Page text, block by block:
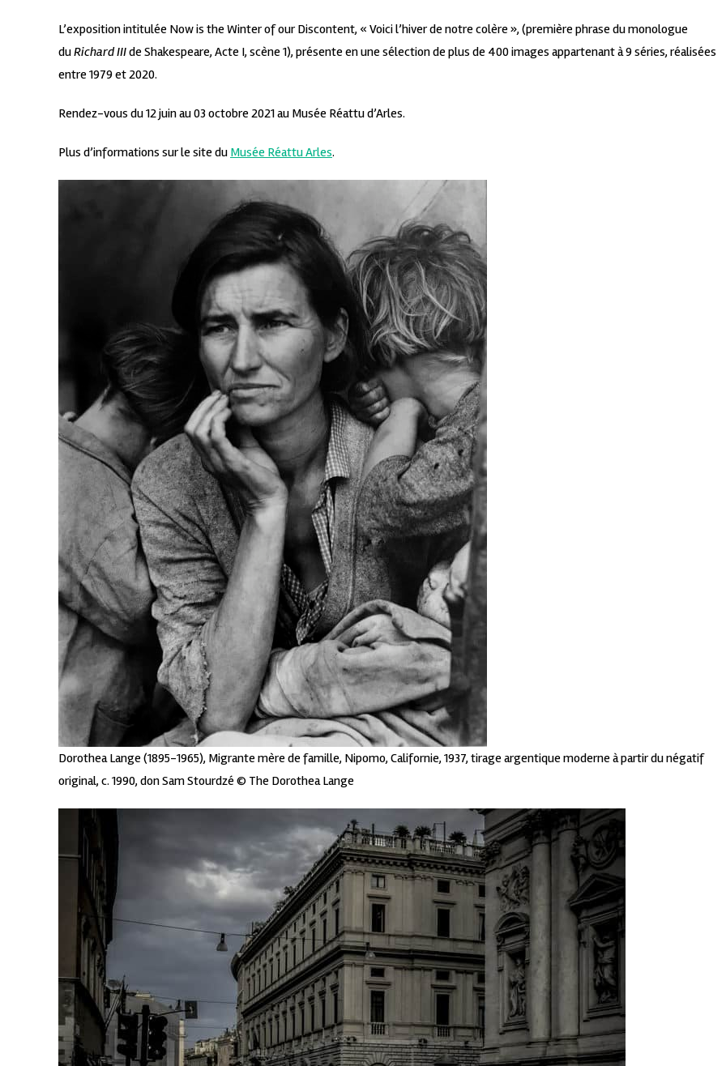
L’exposition intitulée Now is the Winter of our Discontent, « Voici l’hiver de notre colère », (première phrase du monologue
duRichard IIIde Shakespeare, Acte I, scène 1), présente en une sélection de plus de 400 images appartenant à 9 séries, réalisées
entre 1979 et 2020.
Rendez-vous du 12 juin au 03 octobre 2021 au Musée Réattu d’Arles.
Plus d’informations sur le site du Musée Réattu Arles.
Dorothea Lange (1895-1965), Migrante mère de famille, Nipomo, Californie, 1937, tirage argentique moderne à partir du négatif
original, c. 1990, don Sam Stourdzé © The Dorothea Lange